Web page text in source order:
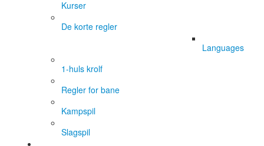
Kurser
De korte regler
Languages
1-huls krolf
Regler for bane
Kampspil
Slagspil